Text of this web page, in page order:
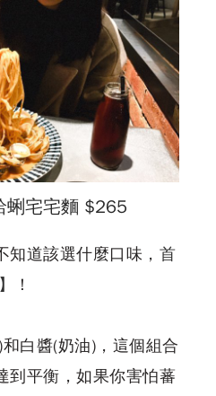
蜊宅宅麵 $265
道該選什麼口味， 首
！
白醬(奶油)，這個組合
到平衡，如果你害怕蕃